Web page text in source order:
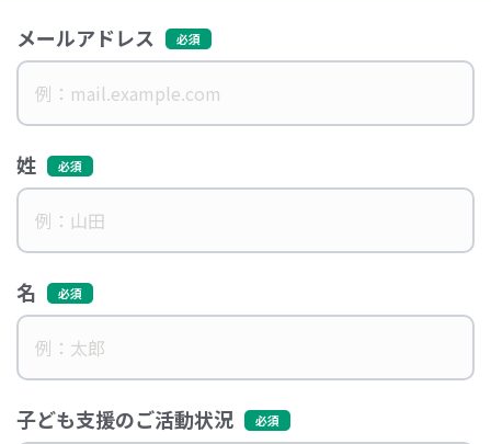
メールアドレス
姓
名
子ども支援のご活動状況